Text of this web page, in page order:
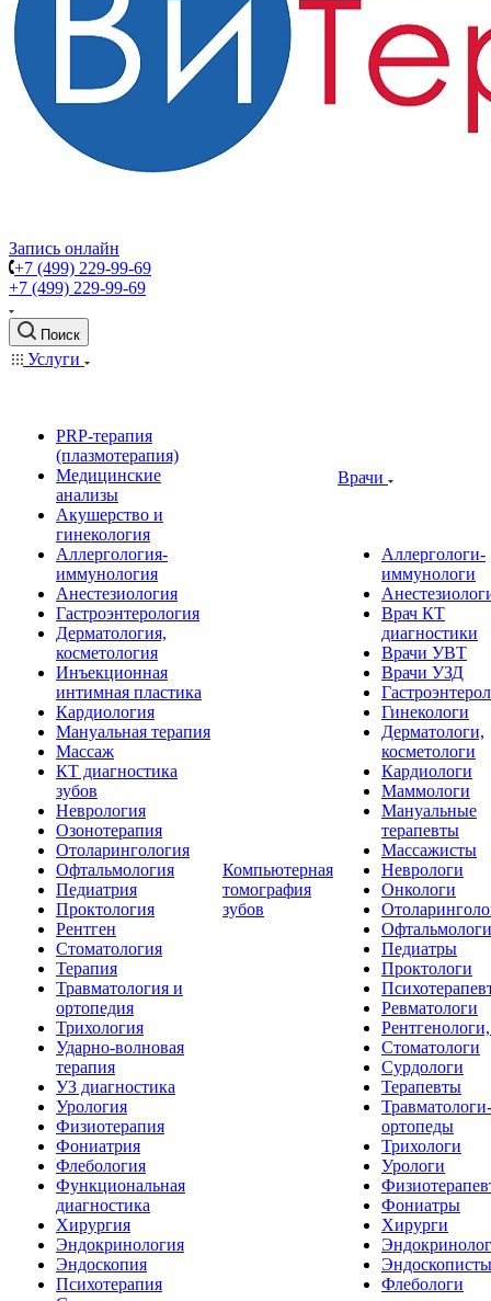
Запись онлайн
+7 (499) 229-99-69
+7 (499) 229-99-69
Поиск
Услуги
PRP-терапия
(плазмотерапия)
Медицинские
анализы
Акушерство и
гинекология
Аллергология-
иммунология
Анестезиология
Гастроэнтерология
Дерматология,
косметология
Инъекционная
интимная пластика
Кардиология
Мануальная терапия
Массаж
КТ диагностика
зубов
Неврология
Озонотерапия
Отоларингология
Офтальмология
Педиатрия
Проктология
Рентген
Стоматология
Терапия
Травматология и
ортопедия
Трихология
Ударно-волновая
терапия
УЗ диагностика
Урология
Физиотерапия
Фониатрия
Флебология
Функциональная
диагностика
Хирургия
Эндокринология
Эндоскопия
Психотерапия
Компьютерная
томография
зубов
Врачи
Аллергологи-
иммунологи
Врач КТ
диагностики
Врачи УВТ
Врачи УЗД
Гинекологи
Дерматологи,
косметологи
Кардиологи
Маммологи
Мануальные
терапевты
Массажисты
Неврологи
Онкологи
Офтальмологи
Педиатры
Проктологи
Ревматологи
Стоматологи
Сурдологи
Терапевты
Травматологи-
ортопеды
Трихологи
Урологи
Фониатры
Хирурги
Эндоскописты
Флебологи